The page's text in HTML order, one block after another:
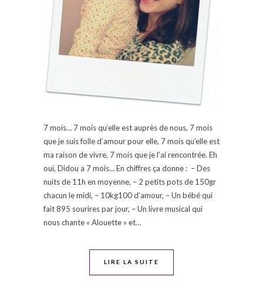
7 mois… 7 mois qu’elle est auprès de nous, 7 mois
que je suis folle d’amour pour elle, 7 mois qu’elle est
ma raison de vivre, 7 mois que je l’ai rencontrée. Eh
oui, Didou a 7 mois… En chiffres ça donne : – Des
nuits de 11h en moyenne, – 2 petits pots de 150gr
chacun le midi, – 10kg100 d’amour, – Un bébé qui
fait 895 sourires par jour, – Un livre musical qui
nous chante « Alouette » et…
LIRE LA SUITE